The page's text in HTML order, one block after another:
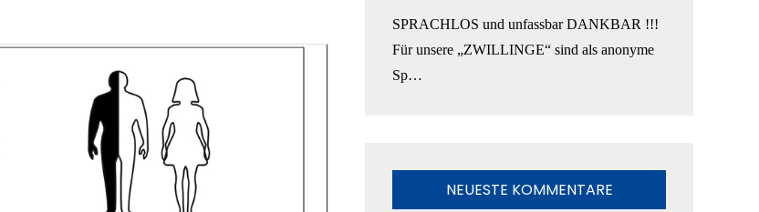
SPRACHLOS und unfassbar DANKBAR !!!
Für unsere „ZWILLINGE“ sind als anonyme
Sp…
NEUESTE KOMMENTARE